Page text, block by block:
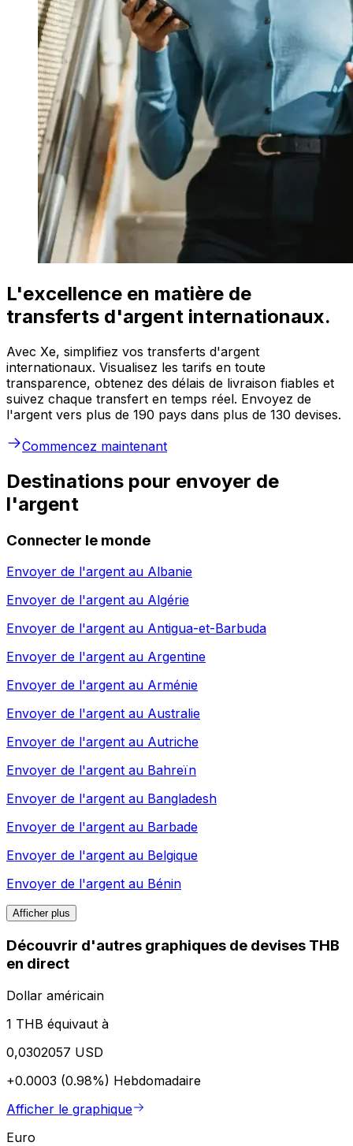
L'excellence en matière de
transferts d'argent internationaux.
Avec Xe, simplifiez vos transferts d'argent
internationaux. Visualisez les tarifs en toute
transparence, obtenez des délais de livraison fiables et
suivez chaque transfert en temps réel. Envoyez de
l'argent vers plus de 190 pays dans plus de 130 devises.
Commencez maintenant
Destinations pour envoyer de
l'argent
Connecter le monde
Envoyer de l'argent au Albanie
Envoyer de l'argent au Algérie
Envoyer de l'argent au Antigua-et-Barbuda
Envoyer de l'argent au Argentine
Envoyer de l'argent au Arménie
Envoyer de l'argent au Australie
Envoyer de l'argent au Autriche
Envoyer de l'argent au Bahreïn
Envoyer de l'argent au Bangladesh
Envoyer de l'argent au Barbade
Envoyer de l'argent au Belgique
Envoyer de l'argent au Bénin
Afficher plus
Découvrir d'autres graphiques de devises THB
en direct
Dollar américain
1 THB équivaut à
0,0302057 USD
+0.0003 (0.98%) Hebdomadaire
Afficher le graphique
Euro